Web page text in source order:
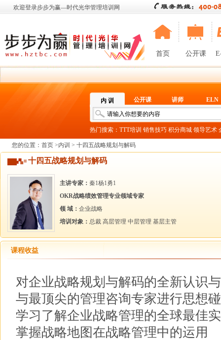
欢迎登录步步为赢—时代光华管理培训网
首页 公开课
内 训 公开课 讲师 ELN
热门搜索： TTT培训 销售技巧 积分商城 领导艺术
您的位置： 首页 >内训 > 十四五战略规划与解码
十四五战略规划与解码
主讲专家： 秦1杨1勇1
OKR战略绩效管理专业领域专家
领 域： 企业战略
培训对象： 总裁 高层管理 中层管理 基层主管
课程收益
对企业战略规划与解码的全新认识
与最顶尖的管理咨询专家进行思想
学习了解企业战略管理的全球最佳
掌握战略地图在战略管理中的运用